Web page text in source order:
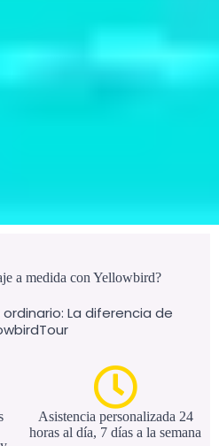
a medida con Yellowbird?
La diferencia de
Asistencia personalizada 24
horas al día, 7 días a la semana